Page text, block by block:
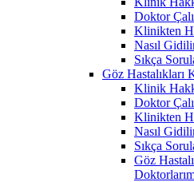
Doktor
Klinikten
Nasıl
Sıkça
Göz
Klinik
Doktor
Klinikten
Nasıl
Sıkça
Göz